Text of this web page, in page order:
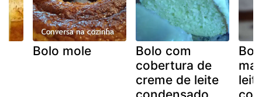
Bolo mole
Bolo com
cobertura de
creme de leite